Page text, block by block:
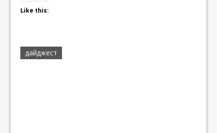
Like this:
дайджест